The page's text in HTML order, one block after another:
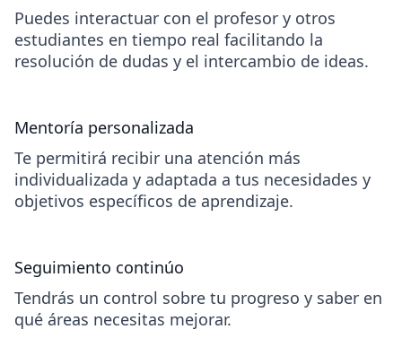
Puedes interactuar con el profesor y otros
estudiantes en tiempo real facilitando la
resolución de dudas y el intercambio de ideas.
Mentoría personalizada
Te permitirá recibir una atención más
individualizada y adaptada a tus necesidades y
objetivos específicos de aprendizaje.
Seguimiento continúo
Tendrás un control sobre tu progreso y saber en
qué áreas necesitas mejorar.